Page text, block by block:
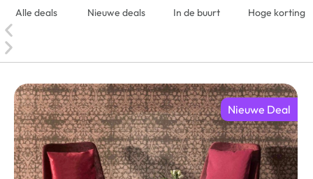
Alle deals Nieuwe deals In de buurt Hoge korting
Nieuwe Deal